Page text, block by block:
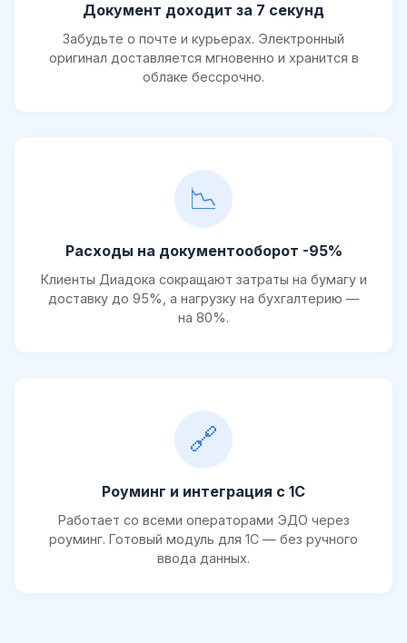
Документ доходит за 7 секунд
Забудьте о почте и курьерах. Электронный
оригинал доставляется мгновенно и хранится в
облаке бессрочно.
📉
Расходы на документооборот -95%
Клиенты Диадока сокращают затраты на бумагу и
доставку до 95%, а нагрузку на бухгалтерию —
на 80%.
🔗
Роуминг и интеграция с 1С
Работает со всеми операторами ЭДО через
роуминг. Готовый модуль для 1С — без ручного
ввода данных.